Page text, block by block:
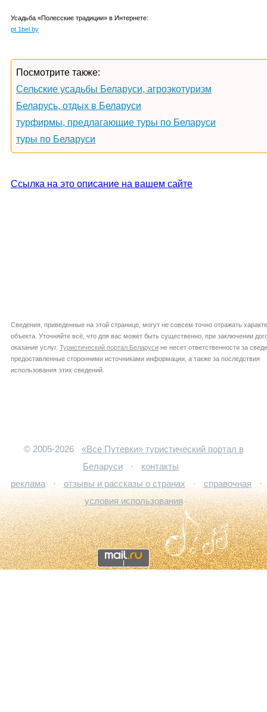
Усадьба «Полесские традиции» в Интернете:
pt.1bel.by
Посмотрите также:
Сельские усадьбы Беларуси, агроэкотуризм
Беларусь, отдых в Беларуси
турфирмы, предлагающие туры по Беларуси
туры по Беларуси
Ссылка на это описание на вашем сайте
Сведения, приведенные на этой странице, могут не совсем точно отражать
объекта. Уточняйте всё, что для вас может быть существенно, при заключении
оказание услуг. Туристический портал Беларуси не несет ответственности за
предоставленные сторонними источниками информации, а также за последствия
использования этих сведений.
© 2005-2026
«Все Путевки» туристический портал в
Беларуси
·
контакты
реклама
· отзывы и рассказы о странах · справочная
·
условия использования